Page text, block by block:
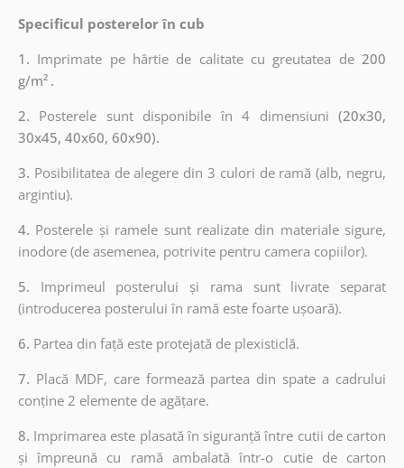
Specificul posterelor în cub
1. Imprimate pe hârtie de calitate cu greutatea de200
g/m² .
2. Posterele sunt disponibile în 4 dimensiuni (20x30,
30x45, 40x60, 60x90).
3. Posibilitatea de alegere din 3 culori de ramă (alb, negru,
argintiu).
4. Posterele și ramele sunt realizate din materiale sigure,
inodore (de asemenea, potrivite pentru camera copiilor).
5. Imprimeul posterului și rama sunt livrate separat
(introducerea posterului în ramă este foarte ușoară).
6. Partea din față este protejată de plexisticlă.
7. Placă MDF, care formează partea din spate a cadrului
conține 2 elemente de agățare.
8. Imprimarea este plasată în siguranță între cutii de carton
și împreună cu ramă ambalată într-o cutie de carton